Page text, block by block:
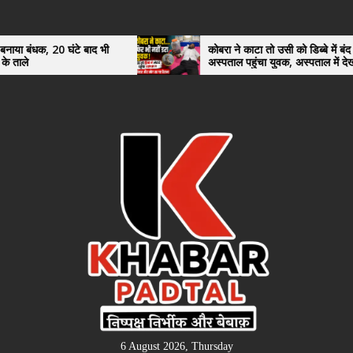
the
content
बाद भी
कोबरा ने काटा तो उसी को डिब्बे में बंद कर
अस्पताल पहुंचा युवक, अस्पताल में देखकर डॉक्टर
भी रह गए हैरान
6 August 2026, Thursday